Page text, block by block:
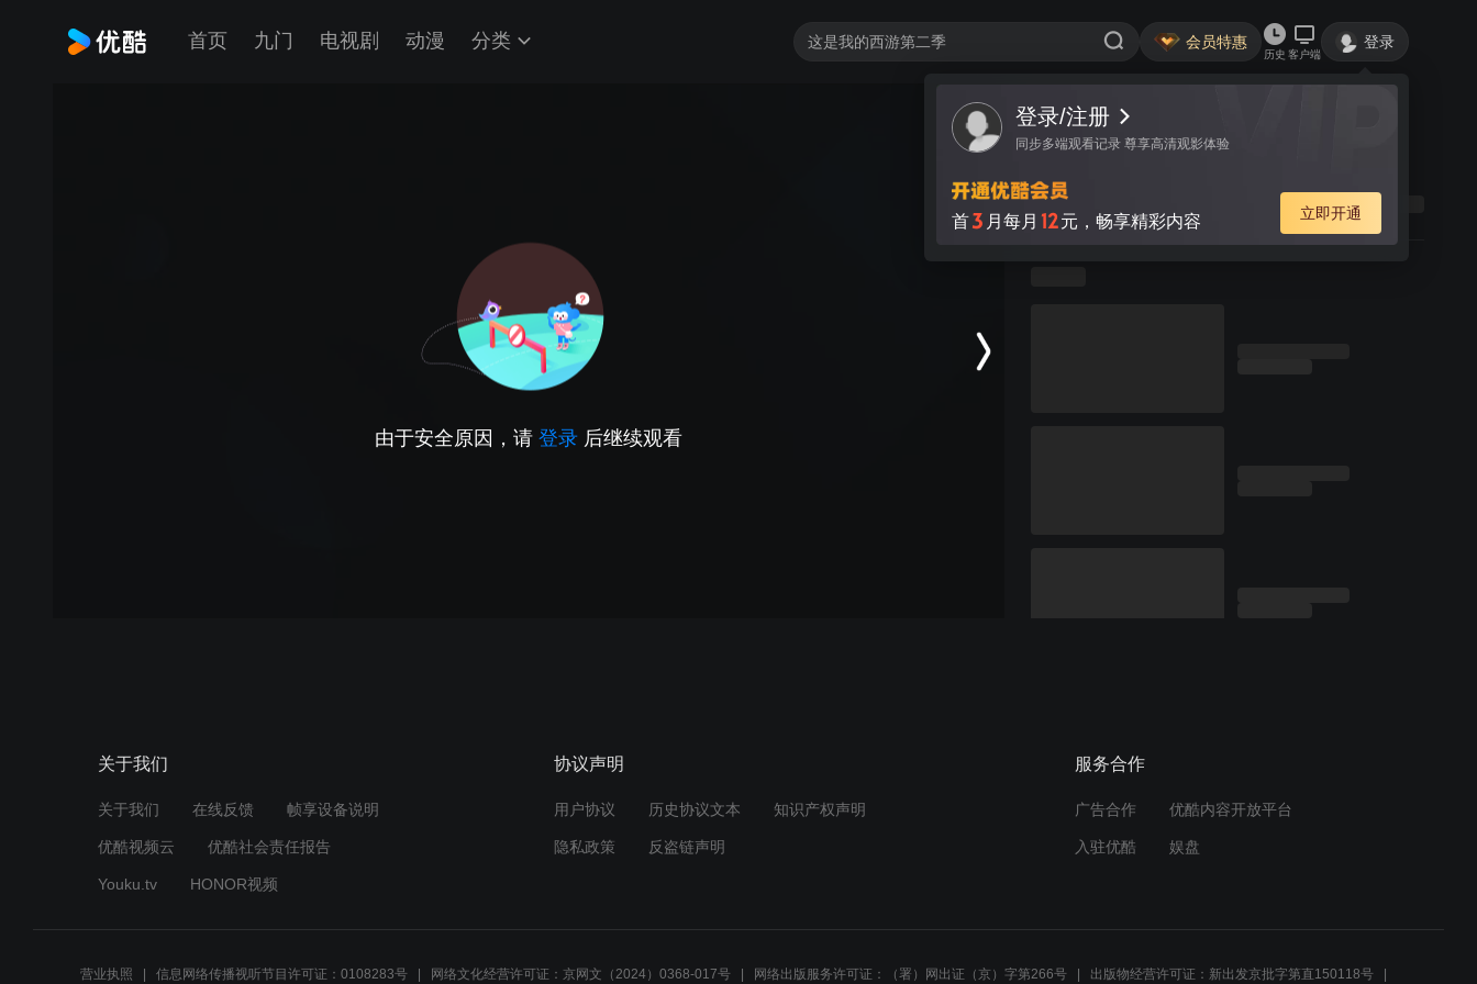
首页 九门 电视剧 动漫 分类 会员特惠
历史 客户端
登录
登录/注册
同步多端观看记录 尊享高清观影体验
首3 月每月 12元，畅享精彩内容 立即开通
由于安全原因，请 登录 后继续观看
关于我们
关于我们 在线反馈 帧享设备说明
优酷视频云 优酷社会责任报告
Youku.tv HONOR视频
协议声明
用户协议 历史协议文本 知识产权声明
隐私政策 反盗链声明
服务合作
广告合作 优酷内容开放平台
入驻优酷 娱盘
营业执照 信息网络传播视听节目许可证：0108283号 网络文化经营许可证：京网文（2024）0368-017号 网络出版服务许可证：（署）网出证（京）字第266号 出版物经营许可证：新出发京批字第直150118号